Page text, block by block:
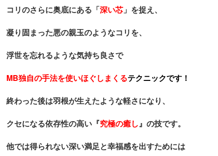
コリのさらに奥底にある「深い芯 」を捉え、
凝り固まった悪の親玉のようなコリを、
浮世を忘れるような気持ち良さで
MB独自の手法を使いほぐしまくるテクニックです！
終わった後は羽根が生えたような軽さになり、
クセになる依存性の高い『究極の癒し』の技です。
他では得られない深い満足と幸福感を出すためには